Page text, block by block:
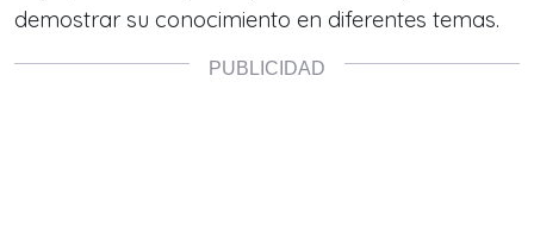
demostrar su conocimiento en diferentes temas.